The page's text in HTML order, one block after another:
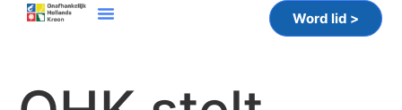
Word lid >